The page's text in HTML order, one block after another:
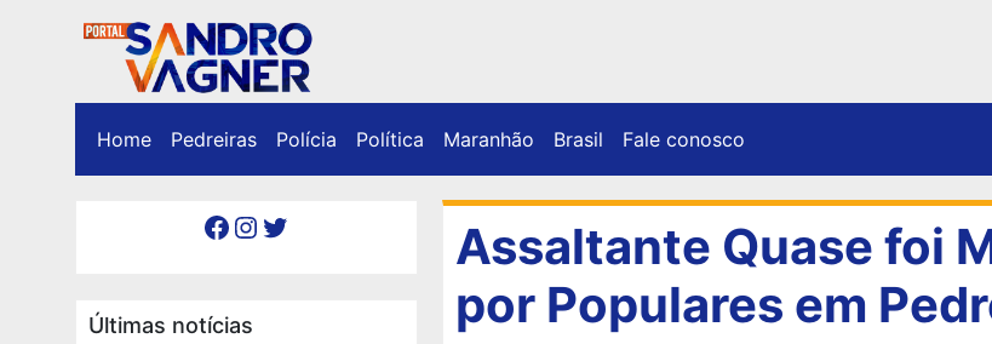
Home Pedreiras Polícia Política Maranhão Brasil Fale conosco
Facebook Instagram Twitter
Últimas notícias
Assaltante Quase foi
por Populares em